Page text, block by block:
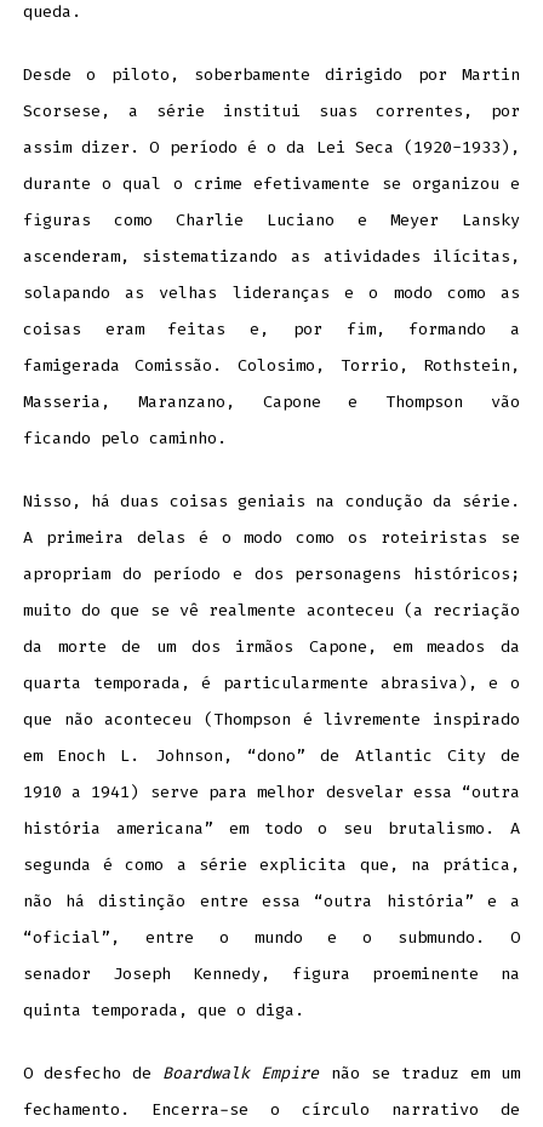
queda.
Desde o piloto, soberbamente dirigido por Martin
Scorsese, a série institui suas correntes, por
assim dizer. O período é o da Lei Seca (1920-1933),
durante o qual o crime efetivamente se organizou e
figuras como Charlie Luciano e Meyer Lansky
ascenderam, sistematizando as atividades ilícitas,
solapando as velhas lideranças e o modo como as
coisas eram feitas e, por fim, formando a
famigerada Comissão. Colosimo, Torrio, Rothstein,
Masseria, Maranzano, Capone e Thompson vão
ficando pelo caminho.
Nisso, há duas coisas geniais na condução da série.
A primeira delas é o modo como os roteiristas se
apropriam do período e dos personagens históricos;
muito do que se vê realmente aconteceu (a recriação
da morte de um dos irmãos Capone, em meados da
quarta temporada, é particularmente abrasiva), e o
que não aconteceu (Thompson é livremente inspirado
em Enoch L. Johnson, “dono” de Atlantic City de
1910 a 1941) serve para melhor desvelar essa “outra
história americana” em todo o seu brutalismo. A
segunda é como a série explicita que, na prática,
não há distinção entre essa “outra história” e a
“oficial”, entre o mundo e o submundo. O
senador Joseph Kennedy, figura proeminente na
quinta temporada, que o diga.
O desfecho de Boardwalk Empirenão se traduz em um
fechamento. Encerra-se o círculo narrativo de